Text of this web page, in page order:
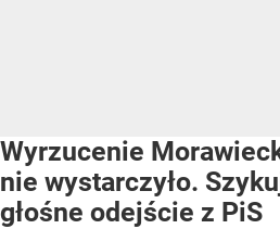
Wyrzucenie
nie wystarczyło.
głośne odejście z PiS